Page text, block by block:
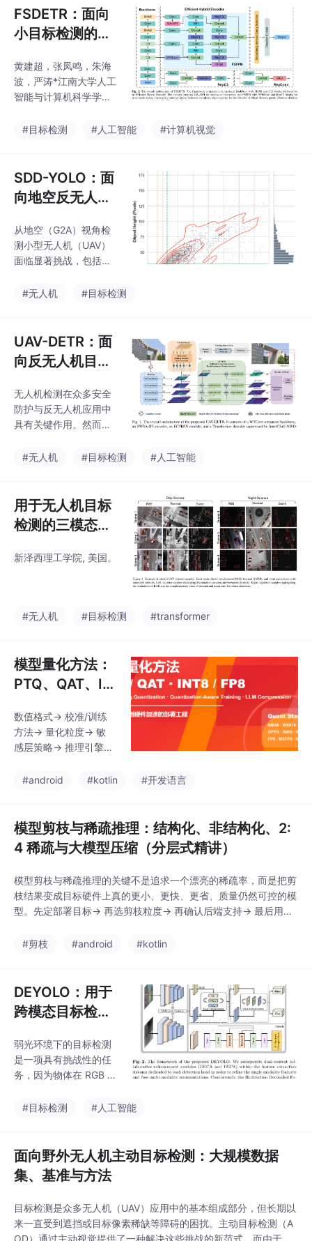
本文提出HELP（热力图
引导的嵌入学习范
式），这是一种噪声感
架，旨在研究“在哪里嵌
入位置信息”：通过选择
性保留前景显著区域的
景杂波。在HELP中，我
嵌入机制，并使用热力
FSDETR：面向
小目标检测的频
强方法
黄建超，张凤鸣，朱海
波，严涛*江南大学人工
智能与计算机科学学
#目标检测
#人工智能 #计算机视觉
SDD-YOLO：面
向地空反无人机
测框架与边缘高
效部署
从地空（G2A）视角检
测小型无人机（UAV）
面临显著挑战，包括极
的空中背景以及严格的
针对通用目标检测进行
优化，往往缺乏对亚像
素目标的充分特征分辨
复杂性。本文提出了SD
D-YOLO，一种专为G2
A反无人机监控定制的
获微目标至关重要的细
es4×下采
#无人机 #目标检测
UAV-DETR：面
向反无人机目标
架
无人机检测在众多安全
防护与反无人机应用中
具有关键作用。然而，
法通常难以在鲁棒特征
干扰下的复杂背景中检
测微型无人机时，这一
挑战尤为突出。为解决
V-DETR，一种将小目标
TR 采用 WTConv 增强
自注意力（SWSA-IFI）
编码器，
#无人机 #目标检测 #人工智能
用于无人机目标
检测的三模态融
新泽西理工学院, 美国。
#无人机 #目标检测 #transformer
模型量化方法：
PTQ、QAT、IN
8 与大模型部署
（分层式精讲）
数值格式-> 校准/训练
方法-> 量化粒度-> 敏
感层策略-> 推理引擎->
评估你的模型瓶颈是权
件支持什么低精度 kern
el？你的任务能容忍多
少质量回退？你的评估
入？量化后是否真的降
低 p95 延迟和单位请求
成本？一句话收束：好
最低比特，而是在目标
#android #kotlin #开发语言
模型剪枝与稀疏推理：结构化、非结构化、2:
4 稀疏与大模型压缩（分层式精讲）
模型剪枝与稀疏推理的关键不是追求一个漂亮的稀疏率，而是把剪
枝结果变成目标硬件上真的更小、更快、更省、质量仍然可控的模
型。先定部署目标-> 再选剪枝粒度-> 再确认后端支持-> 最后用真
化剪枝适合高压缩率和有稀疏后端的场景；2:4 半结构化稀疏是硬
#剪枝 #android #kotlin
DEYOLO：用于
跨模态目标检测
YOLO
弱光环境下的目标检测
是一项具有挑战性的任
务，因为物体在 RGB 图
见。由于红外图像提供
红外图像有望增强在弱
光环境下的检测能力。
然而，现有涉及可见光
注图像融合，而非目标
检测。此外，它们直接
#目标检测 #人工智能
面向野外无人机主动目标检测：大规模数据
集、基准与方法
目标检测是众多无人机（UAV）应用中的基本组成部分，但长期以
来一直受到遮挡或目标像素稀缺等障碍的困扰。主动目标检测（A
OD）通过主动视觉提供了一种解决这些挑战的新范式，而由于缺